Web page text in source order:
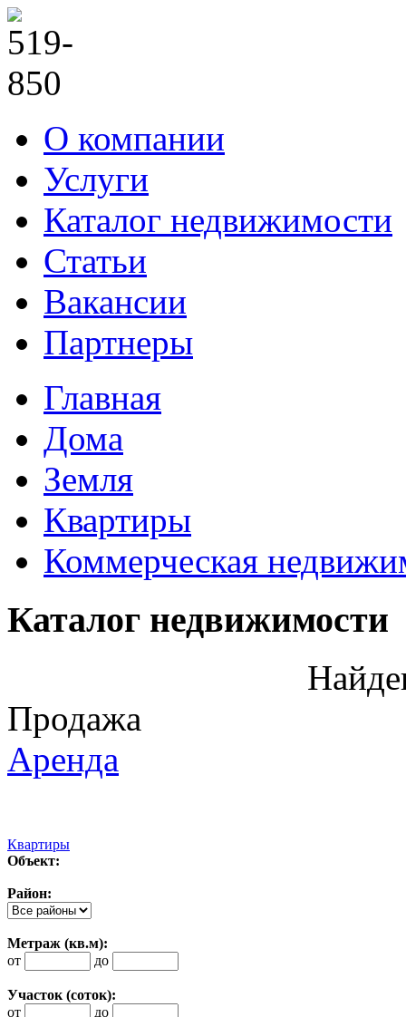
О компании
Услуги
Каталог недвижимости
Статьи
Вакансии
Партнеры
Главная
Дома
Земля
Квартиры
Коммерческая
Каталог недвижимости
Продажа
Аренда
Квартиры
Объект:
Район:
Метраж (кв.м):
от
до
Участок (соток):
от
до